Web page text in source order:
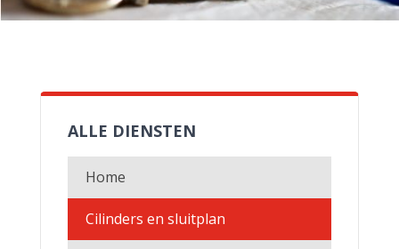
ALLE DIENSTEN
Home
Cilinders en sluitplan